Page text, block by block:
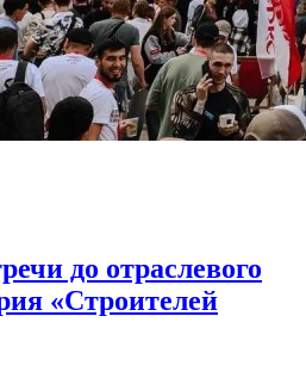
до отраслевого
«Строителей